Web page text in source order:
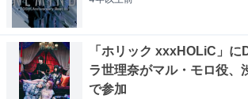
「ホリック xxxHOLiC」
ラ世理奈がマル・モロ役、
で参加